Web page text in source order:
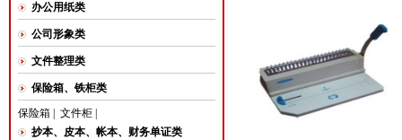
办公用纸类
公司形象类
文件整理类
保险箱、铁柜类
保险箱| 文件柜|
抄本、皮本、帐本、财务单证类